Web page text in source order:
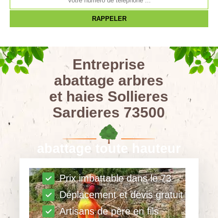
abattage toute hauteur
Prix imbattable dans le 73
Déplacement et devis gratuit
Artisans de père en fils
Entreprise
abattage arbres
et haies Sollieres
Sardieres 73500